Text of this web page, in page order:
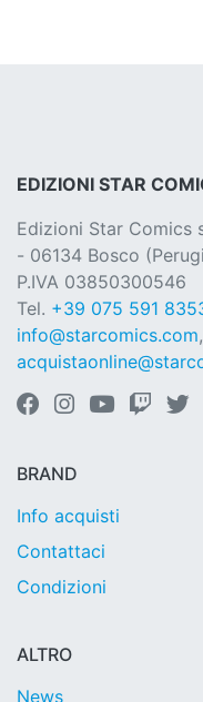
EDIZIONI STAR
Edizioni Star Comics
- 06134 Bosco
P.IVA 03850300546
Tel. +39 075 591
info@starcomics.com
BRAND
Info acquisti
Contattaci
Condizioni
ALTRO
News